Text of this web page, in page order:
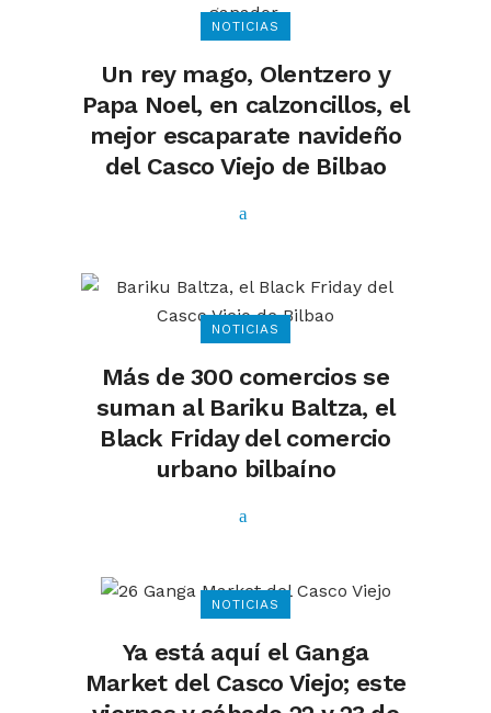
NOTICIAS
Un rey mago, Olentzero y
Papa Noel, en calzoncillos, el
mejor escaparate navideño
del Casco Viejo de Bilbao
NOTICIAS
Más de 300 comercios se
suman al Bariku Baltza, el
Black Friday del comercio
urbano bilbaíno
NOTICIAS
Ya está aquí el Ganga
Market del Casco Viejo; este